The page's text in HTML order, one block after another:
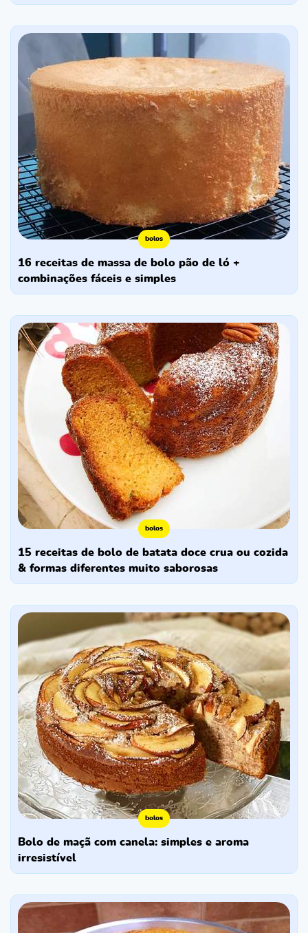
bolos
16 receitas de massa de bolo pão de ló +
combinações fáceis e simples
bolos
15 receitas de bolo de batata doce crua ou cozida
& formas diferentes muito saborosas
bolos
bolo de maçã com canela: simples e aroma
irresistível